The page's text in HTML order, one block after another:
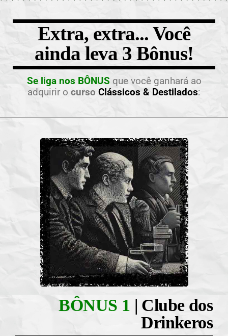
Extra, extra... Você
ainda leva 3 Bônus!
Se liga nos BÔNUS que você ganhará ao
adquirir o curso Clássicos & Destilados:
BÔNUS 1 | Clube dos
Drinkeros